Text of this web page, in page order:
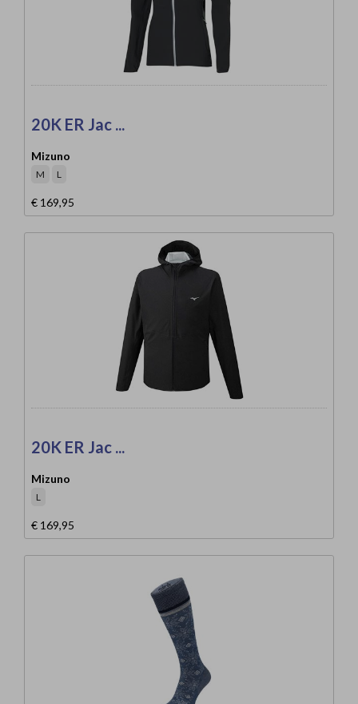
20K ER Jac ...
Mizuno
M L
€ 169,95
20K ER Jac ...
Mizuno
L
€ 169,95